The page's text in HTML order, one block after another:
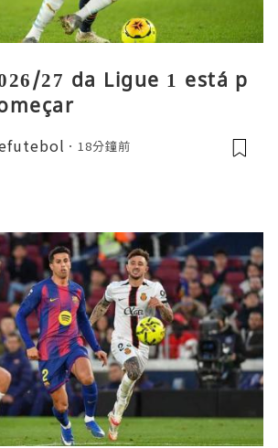
27 da Ligue 1 está p
18分鐘前